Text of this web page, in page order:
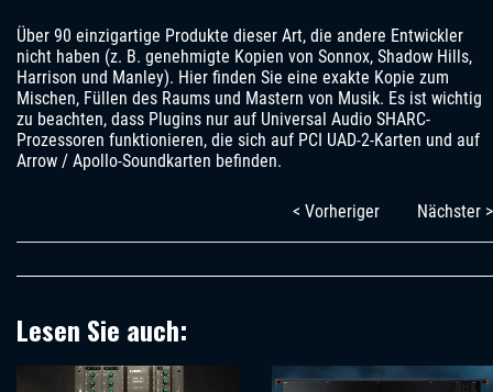
Über 90 einzigartige Produkte dieser Art, die andere Entwickler
nicht haben (z. B. genehmigte Kopien von Sonnox, Shadow Hills,
Harrison und Manley). Hier finden Sie eine exakte Kopie zum
Mischen, Füllen des Raums und Mastern von Musik. Es ist wichtig
zu beachten, dass Plugins nur auf Universal Audio SHARC-
Prozessoren funktionieren, die sich auf PCI UAD-2-Karten und auf
Arrow / Apollo-Soundkarten befinden.
< Vorheriger Nächster >
Lesen Sie auch: